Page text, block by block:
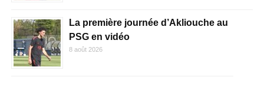
La première journée d’Akliouche au
PSG en vidéo
8 août 2026